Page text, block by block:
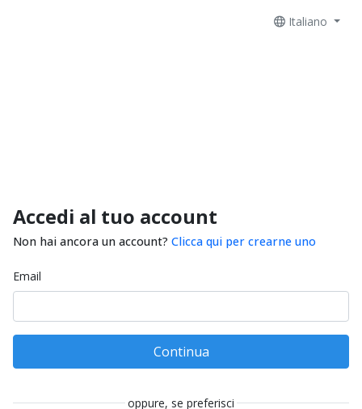
Italiano
Accedi al tuo account
Non hai ancora un account? Clicca qui per crearne uno
Email
Continua
oppure, se preferisci